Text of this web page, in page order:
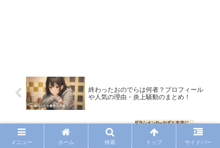
終わったおのでらは何者？プロフィール
や人気の理由・炎上騒動のまとめ！
ダラシメンやーかずと末吉に何があっ
た？喧嘩や不仲説の真相も徹底調査！
メニュー ホーム 検索 トップ サイドバー